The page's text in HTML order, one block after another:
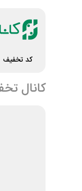
کد تخفیف
کانال